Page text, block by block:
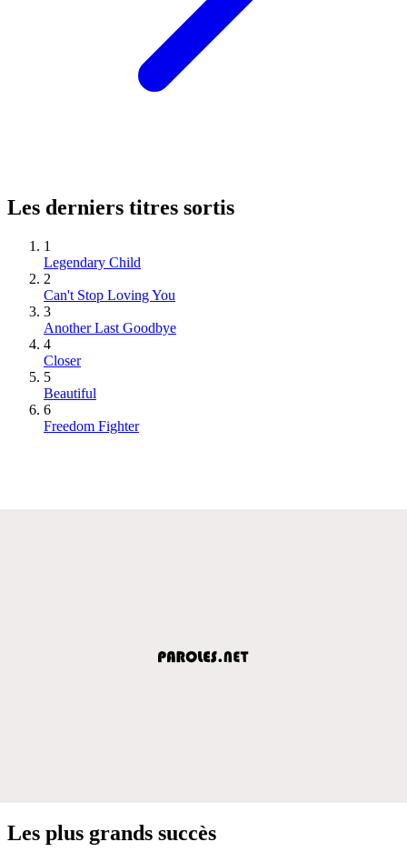
Les derniers titres sortis
1
Legendary Child
2
Can't Stop Loving You
3
Another Last Goodbye
4
Closer
5
Beautiful
6
Freedom Fighter
Les plus grands succès